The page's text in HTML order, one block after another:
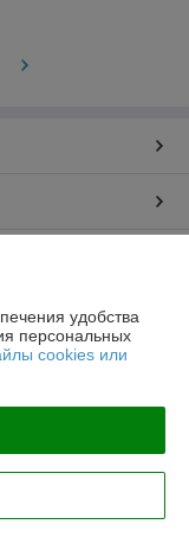
удобства
персональных
cookies или